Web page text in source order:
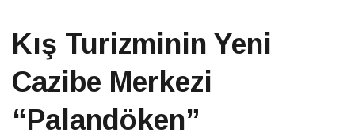
Kış Turizminin Yeni
Cazibe Merkezi
“Palandöken”